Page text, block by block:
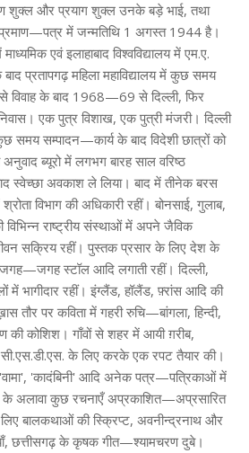
शुक्ल और प्रयाग शुक्ल उनके बड़े भाई, तथा
में जन्मतिथि 1 अगस्त 1944 है।
एवं इलाहाबाद विश्वविद्यालय में एम.ए.
प्रतापगढ़ महिला महाविद्यालय में कुछ समय
से विवाह के बाद 1968—69 से दिल्ली, फिर
एक पुत्र विशाख, एक पुत्री मंजरी। दिल्ली
समय सम्पादन—कार्य के बाद विदेशी छात्रों को
ब्यूरो में लगभग बारह साल वरिष्ठ
स्वेच्छा अवकाश ले लिया। बाद में तीनेक बरस
श्रोता विभाग की अधिकारी रहीं। बोनसाई, गुलाब,
राष्ट्रीय संस्थाओं में अपने जैविक
सक्रिय रहीं। पुस्तक प्रसार के लिए देश के
स्टॉल आदि लगाती रहीं। दिल्ली,
में भागीदार रहीं। इंग्लैंड, हॉलैंड, फ़्रांस आदि की
तौर पर कविता में गहरी रुचि—बांगला, हिन्दी,
की कोशिश। गाँवों से शहर में आयी ग़रीब,
सी.एस.डी.एस. के लिए करके एक रपट तैयार की।
'वामा', 'कादंबिनी' आदि अनेक पत्र—पत्रिकाओं में
के अलावा कुछ रचनाएँ अप्रकाशित—अप्रसारित
बालकथाओं की स्क्रिप्ट, अवनीन्द्रनाथ और
छत्तीसगढ़ के कृषक गीत—श्यामचरण दुबे।